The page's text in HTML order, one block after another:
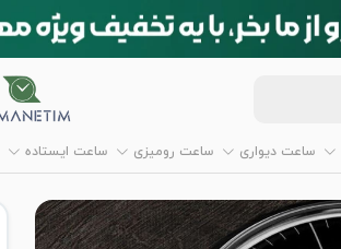
ساعت دیواری ساعت رومیزی ساعت ایستاده